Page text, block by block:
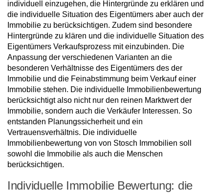
individuell einzugehen, die Hintergründe zu erklären und
die individuelle Situation des Eigentümers aber auch der
Immobilie zu berücksichtigen. Zudem sind besondere
Hintergründe zu klären und die individuelle Situation des
Eigentümers Verkaufsprozess mit einzubinden. Die
Anpassung der verschiedenen Varianten an die
besonderen Verhältnisse des Eigentümers des der
Immobilie und die Feinabstimmung beim Verkauf einer
Immobilie stehen. Die individuelle Immobilienbewertung
berücksichtigt also nicht nur den reinen Marktwert der
Immobilie, sondern auch die Verkäufer Interessen. So
entstanden Planungssicherheit und ein
Vertrauensverhältnis. Die individuelle
Immobilienbewertung von von Stosch Immobilien soll
sowohl die Immobilie als auch die Menschen
berücksichtigen.
Individuelle Immobilie Bewertung: die